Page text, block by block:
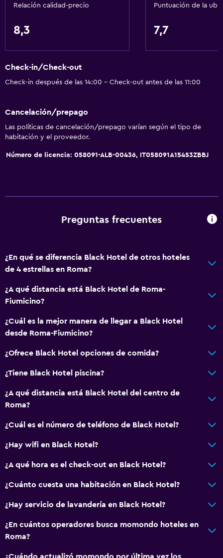
Relación calidad-precio
8,3
Puntuación de la
7,7
Check-in/Check-out
Check-in después de las 14:00 - Check-out antes de las 11:00
Cancelación/prepago
Las políticas de cancelación/prepago varían según el tipo de
habitación y el proveedor.
Número de licencia: 058091-ALB-00436, IT058091A154S3ZBBJ
Preguntas frecuentes
¿En qué se diferencia Black Hotel de otros hoteles
de 4 estrellas en Roma?
¿A qué distancia está Black Hotel de Roma-
Fiumicino?
¿Cuál es la mejor manera de llegar a Black Hotel
desde Roma-Fiumicino?
¿Ofrece Black Hotel opciones de comida?
¿Tiene Black Hotel piscina?
¿A qué distancia está Black Hotel del centro de
Roma?
¿Cuál es el número de teléfono de Black Hotel?
¿Hay wifi en Black Hotel?
¿A qué hora es el check-out en Black Hotel?
¿Cuánto cuesta una habitación en Black Hotel?
¿Hay servicio de lavandería en Black Hotel?
¿En cuántos operadores busca momondo hoteles en
Roma?
¿Cuándo actualizó momondo por última vez los